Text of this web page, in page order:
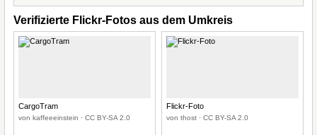
Verifizierte Flickr-Fotos aus dem Umkreis
CargoTram
von kaffeeeinstein · CC BY-SA 2.0
Flickr-Foto
von thost · CC BY-SA 2.0